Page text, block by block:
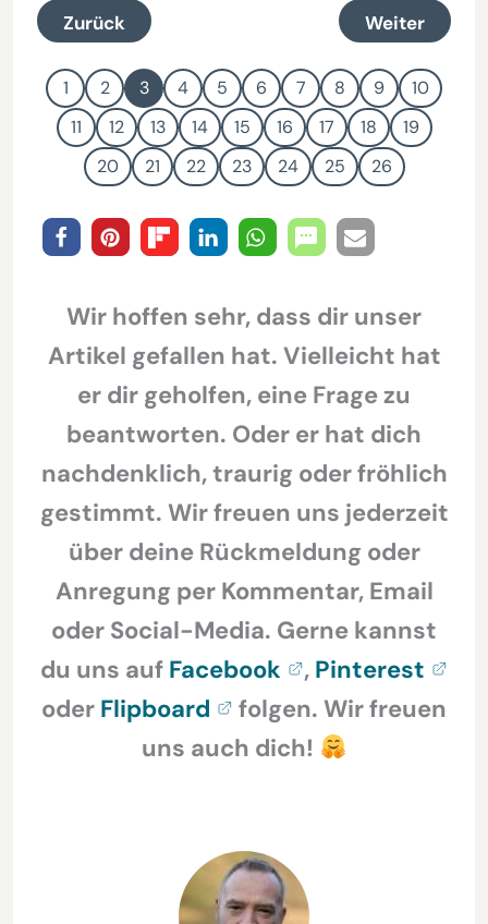
Zurück Weiter
1 2 3 4 5 6 7 8 9
10
11
12 13 14 15 16 17 18
19
20
21 22 23 24 25 26
Wir hoffen sehr, dass dir unser
Artikel gefallen hat. Vielleicht hat
er dir geholfen, eine Frage zu
beantworten. Oder er hat dich
nachdenklich, traurig oder fröhlich
gestimmt. Wir freuen uns jederzeit
über deine Rückmeldung oder
Anregung per Kommentar, Email
oder Social-Media. Gerne kannst
du uns auf Facebook , Pinterest
oder Flipboard
folgen. Wir freuen
uns auch dich!